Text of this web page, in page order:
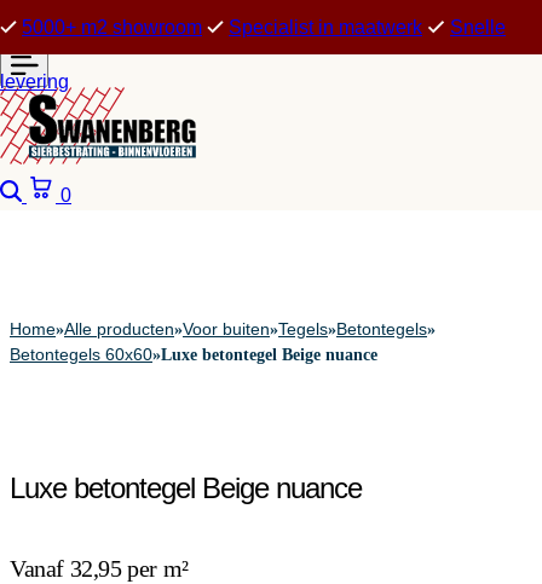
5000+ m2 showroom Specialist in maatwerk Snelle
levering
Zoeken
0
Home»Alle producten»Voor buiten»Tegels»Betontegels»
Betontegels 60x60»Luxe betontegel Beige nuance
Luxe betontegel Beige nuance
Vanaf 32,95 per m²